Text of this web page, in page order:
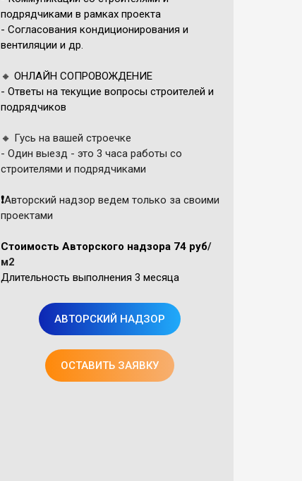
подрядчиками в рамках проекта
- Согласования кондиционирования и
вентиляции и др.
🔸 ОНЛАЙН СОПРОВОЖДЕНИЕ
- Ответы на текущие вопросы строителей и
подрядчиков
🔸 Гусь на вашей строечке
- Один выезд - это 3 часа работы со
строителями и подрядчиками
❗️Авторский надзор ведем только за своими
проектами
Стоимость Авторского надзора74 руб/
м2
Длительность выполнения 3 месяца
АВТОРСКИЙ НАДЗОР
ОСТАВИТЬ ЗАЯВКУ